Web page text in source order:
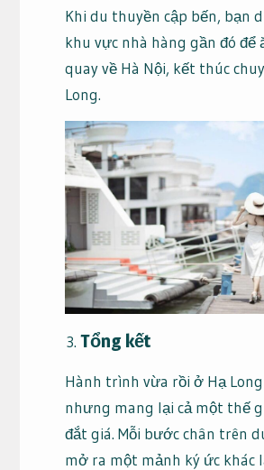
Khi du thuyền cập bến, bạn
khu vực nhà hàng gần đó để
quay về Hà Nội, kết thúc
Long.
Tổng kết
Hành trình vừa rồi ở Hạ
nhưng mang lại cả một thế
đắt giá. Mỗi bước chân trên
mở ra một mảnh ký ức khác